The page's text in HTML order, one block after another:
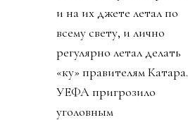
и на их джете летал по
всему свету, и лично
регулярно летал делать
«ку» правителям Катара.
УЕФА пригрозило
уголовным